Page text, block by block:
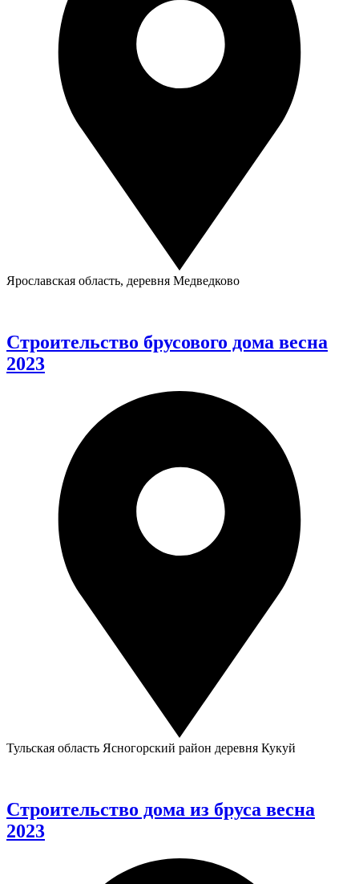
Ярославская область, деревня Медведково
Строительство брусового дома весна
2023
Тульская область Ясногорский район деревня Кукуй
Строительство дома из бруса весна
2023